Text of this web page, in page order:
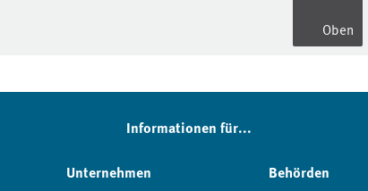
Oben
Informationen für...
Unternehmen Behörden